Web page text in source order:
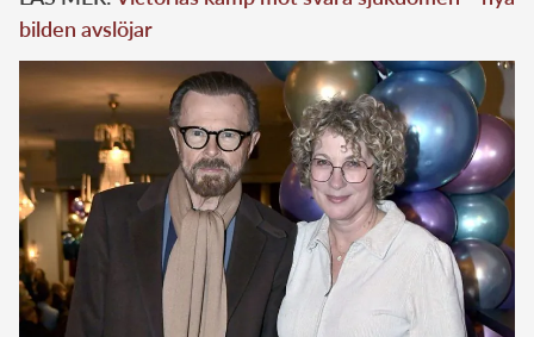
bilden avslöjar